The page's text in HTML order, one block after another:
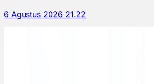
6 Agustus 2026 21.22